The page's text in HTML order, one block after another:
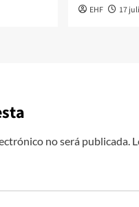
EHF 17
no será publicada.